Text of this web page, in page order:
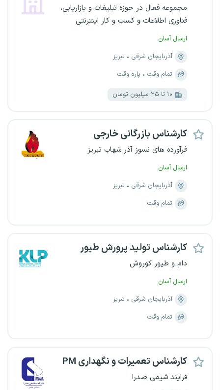
مجموعه فعال در حوزه تبلیغات و بازاریابی،
فناوری اطلاعات و کسب و کار اینترنتی
ارسال آسان
آذربایجان شرقی
تبریز
تمام وقت
پاره وقت
۱۰ تا ۲۵ میلیون تومان
کارشناس بازرگانی خارجی
فرآورده های نسوز آذر شهاب تبریز
ارسال آسان
آذربایجان شرقی
تبریز
تمام وقت
کارشناس تولید پرورش طیور
دام و طیور کوروش
ارسال آسان
آذربایجان شرقی
تبریز
تمام وقت
کارشناس تعمیرات و نگهداری PM
فرایند شیمی صدرا